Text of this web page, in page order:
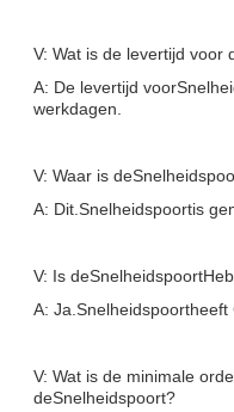
V: Wat is de levertijd voor
A: De levertijd voor
werkdagen.
V: Waar is de
A: Dit. Snelheidspoortis
V: Is deSnelheidspoort
A: Ja. Snelheidspoortheeft
V: Wat is de minimale
deSnelheidspoort?